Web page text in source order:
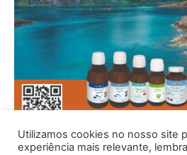
Utilizamos cookies no nosso site
experiência mais relevante,